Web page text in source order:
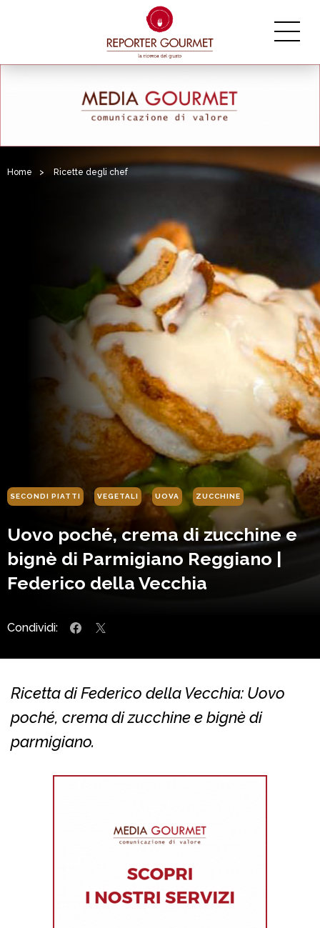
Home > Ricette degli chef
SECONDI PIATTI VEGETALI UOVA ZUCCHINE
Uovo poché, crema di zucchine e
bignè di Parmigiano Reggiano |
Federico della Vecchia
Condividi:
Ricetta di Federico della Vecchia: Uovo
poché, crema di zucchine e bignè di
parmigiano.